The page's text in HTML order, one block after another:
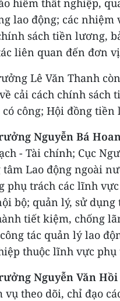
hiểm thất nghiệp,
lao động; các
sách tiền lương,
liên quan đến đơn
Lê Văn Thanh
cải cách chính sách
công; Hội đồng tiền
Nguyễn Bá
- Tài chính; Cục
Lao động ngoài
phụ trách các lĩnh
bộ; quản lý, sử
tiết kiệm, chống
tác quản lý lao
thuộc lĩnh vực phụ
Nguyễn Văn Hồi
vụ theo dõi, chỉ đạo